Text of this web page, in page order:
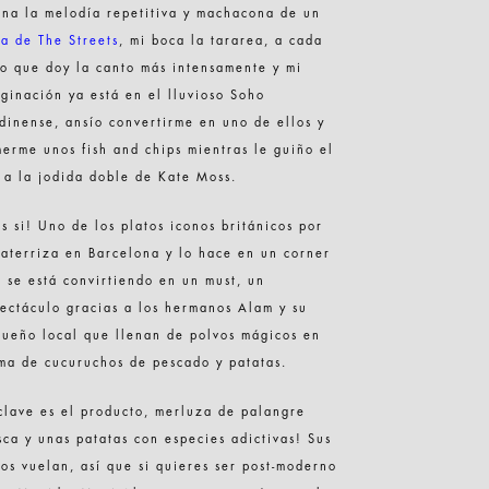
la melodía repetitiva y machacona de un
de The Streets , mi boca la tararea, a cada
que doy la canto más intensamente y mi
ya está en el lluvioso Soho
ansío convertirme en uno de ellos y
unos fish and chips mientras le guiño el
a la jodida doble de Kate Moss.
si! Uno de los platos iconos británicos por
en Barcelona y lo hace en un corner
se está convirtiendo en un must, un
gracias a los hermanos Alam y su
local que llenan de polvos mágicos en
de cucuruchos de pescado y patatas.
es el producto, merluza de palangre
y unas patatas con especies adictivas! Sus
vuelan, así que si quieres ser post-moderno